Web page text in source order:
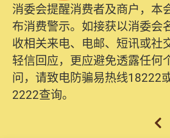
消委会提醒消费者及商户，本
布消费警示。如接获以消委会
收相关来电、电邮、短讯或社
轻信回应，更应避免透露任何
问，请致电防骗易热线18222
2222查询。